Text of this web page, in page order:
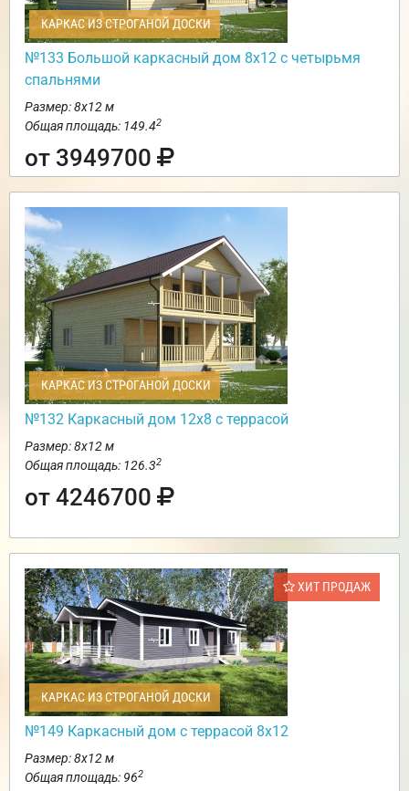
КАРКАС ИЗ СТРОГАНОЙ ДОСКИ
№133 Большой каркасный дом 8х12 с четырьмя
спальнями
Размер: 8х12 м
Общая площадь: 149.42
от 3949700
КАРКАС ИЗ СТРОГАНОЙ ДОСКИ
№132 Каркасный дом 12х8 с террасой
Размер: 8х12 м
Общая площадь: 126.32
от 4246700
ХИТ ПРОДАЖ
КАРКАС ИЗ СТРОГАНОЙ ДОСКИ
№149 Каркасный дом с террасой 8х12
Размер: 8х12 м
Общая площадь: 962